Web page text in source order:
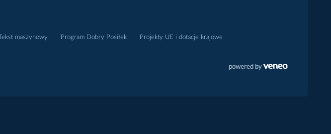
maszynowy Program Dobry Posiłek
Projekty UE i dotacje krajowe